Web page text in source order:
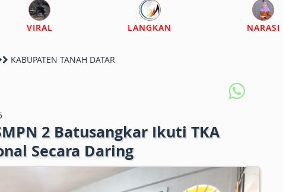
VIRAL LANGKAN NARASI
KABUPATEN TANAH DATAR
2 Batusangkar Ikuti TKA
Secara Daring